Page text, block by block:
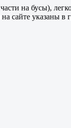
на бусы),
сайте указаны